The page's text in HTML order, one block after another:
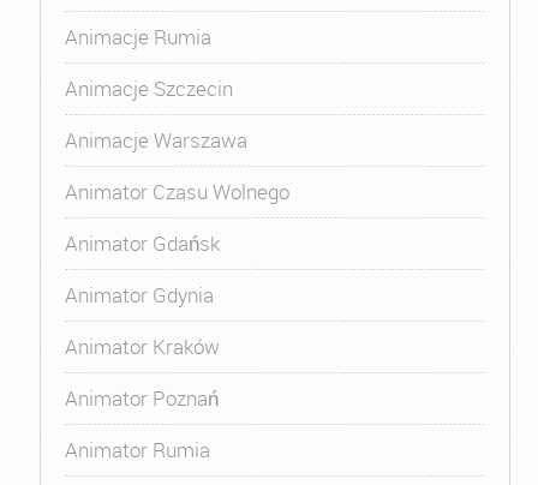
Animacje Rumia
Animacje Szczecin
Animacje Warszawa
Animator Czasu Wolnego
Animator Gdańsk
Animator Gdynia
Animator Kraków
Animator Poznań
Animator Rumia